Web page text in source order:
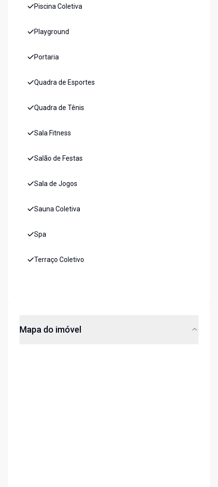
Piscina Coletiva
Playground
Portaria
Quadra de Esportes
Quadra de Tênis
Sala Fitness
Salão de Festas
Sala de Jogos
Sauna Coletiva
Spa
Terraço Coletivo
Mapa do imóvel